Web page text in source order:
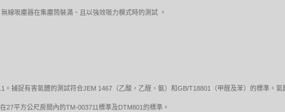
線吸塵器在集塵筒裝滿、且以強效吸力模式時的測試 。
捕捉有害氣體的測試符合JEM 1467（乙酸，乙醛，氨）和GB/T18801（甲醛及苯）的標準。氣
平方公尺房間內的TM-003711標準及DTM801的標準。